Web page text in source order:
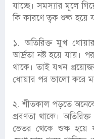
যাচ্ছে। সমস্যার মূলে
কি কারণে ত্বক শুষ্ক
১. অতিরিক্ত মুখ
আর্দ্রতা নষ্ট হয়ে যায়।
থাকে। তাই যখন
ধোয়ার পর ভালো করে
২. শীতকাল পড়তে
প্রবণতা থাকে।
ভেতর থেকে শুষ্ক হয়ে